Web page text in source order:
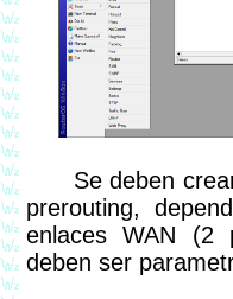
Se deben crear ‘N’ cantidad de reglas de
prerouting,
enlaces WAN (2
deben ser